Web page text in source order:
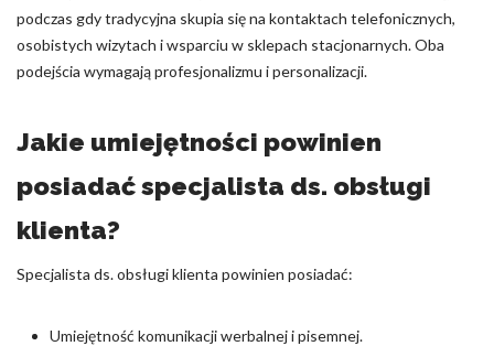
podczas gdy tradycyjna skupia się na kontaktach telefonicznych,
osobistych wizytach i wsparciu w sklepach stacjonarnych. Oba
podejścia wymagają profesjonalizmu i personalizacji.
Jakie umiejętności powinien
posiadać specjalista ds. obsługi
klienta?
Specjalista ds. obsługi klienta powinien posiadać:
Umiejętność komunikacji werbalnej i pisemnej.